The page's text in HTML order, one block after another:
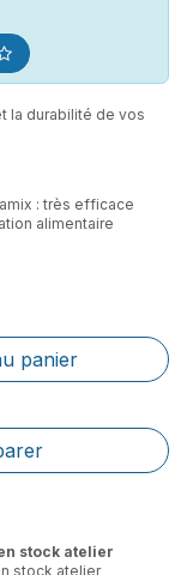
la durabilité de vos
: très efficace
alimentaire
panier
stock atelier
stock atelier